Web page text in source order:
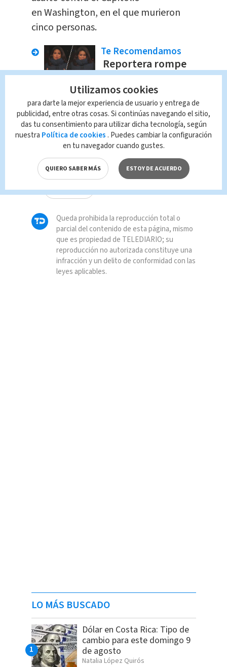
en Washington, en el que murieron
cinco personas.
Te Recomendamos
Reportera rompe
en llanto mientras
informa sobre
muertes por COVID-
19
Tecnología Redacción
TAGS RELACIONADOS:
Tecnología
Queda prohibida la reproducción total o
parcial del contenido de esta página, mismo
que es propiedad de TELEDIARIO; su
reproducción no autorizada constituye una
infracción y un delito de conformidad con las
leyes aplicables.
LO MÁS BUSCADO
Dólar en Costa Rica: Tipo de
cambio para este domingo 9
de agosto
Natalia López Quirós
Utilizamos cookies
para darte la mejor experiencia de usuario y entrega de
publicidad, entre otras cosas. Si continúas navegando el sitio,
das tu consentimiento para utilizar dicha tecnología, según
nuestra Política de cookies . Puedes cambiar la configuración
en tu navegador cuando gustes.
QUIERO SABER MÁS ESTOY DE ACUERDO